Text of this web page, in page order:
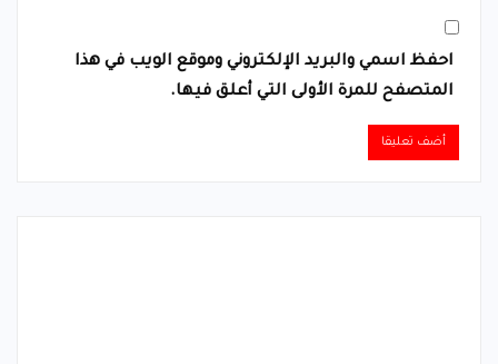
احفظ اسمي والبريد الإلكتروني وموقع الويب في هذا
المتصفح للمرة الأولى التي أعلق فيها.